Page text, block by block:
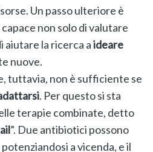
Un passo ulteriore è
non solo di valutare
aiutare la ricerca aideare
nuove.
tuttavia, non è sufficiente se
. Per questo si sta
terapie combinate, detto
”. Due antibiotici possono
potenziandosi a vicenda, e il